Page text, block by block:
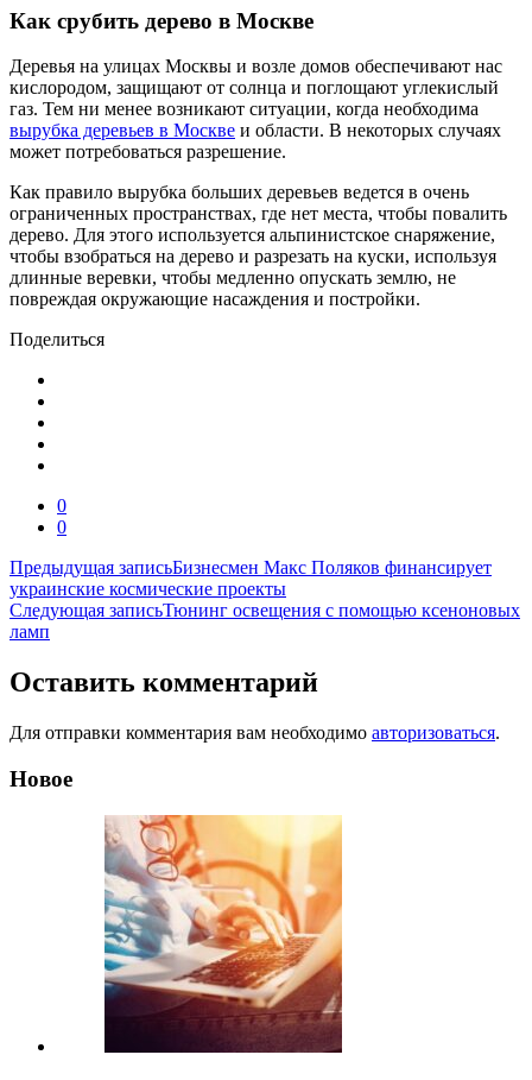
Как срубить дерево в Москве
Деревья на улицах Москвы и возле домов обеспечивают нас
кислородом, защищают от солнца и поглощают углекислый
газ. Тем ни менее возникают ситуации, когда необходима
вырубка деревьев в Москве и области. В некоторых случаях
может потребоваться разрешение.
Как правило вырубка больших деревьев ведется в очень
ограниченных пространствах, где нет места, чтобы повалить
дерево. Для этого используется альпинистское снаряжение,
чтобы взобраться на дерево и разрезать на куски, используя
длинные веревки, чтобы медленно опускать землю, не
повреждая окружающие насаждения и постройки.
Поделиться
0
0
Навигация
по
записям
Предыдущая записьБизнесмен Макс Поляков финансирует
украинские космические проекты
Следующая записьТюнинг освещения с помощью ксеноновых
ламп
Оставить комментарий
Для отправки комментария вам необходимо авторизоваться.
Новое